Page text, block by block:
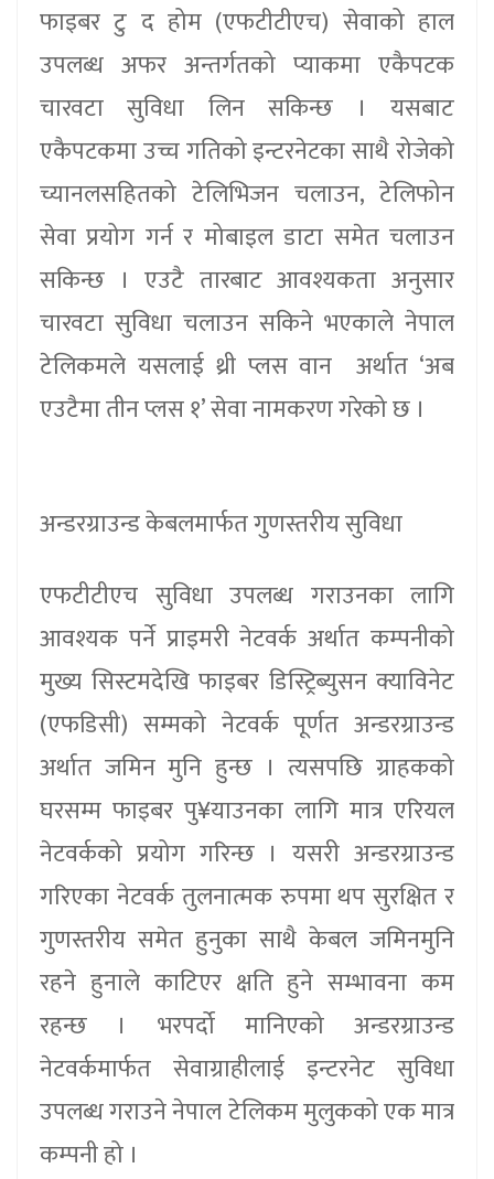
फाइबर टु द होम (एफटीटीएच) सेवाको हाल
उपलब्ध अफर अन्तर्गतको प्याकमा एकैपटक
चारवटा सुविधा लिन सकिन्छ । यसबाट
एकैपटकमा उच्च गतिको इन्टरनेटका साथै रोजेको
च्यानलसहितको टेलिभिजन चलाउन, टेलिफोन
सेवा प्रयोग गर्न र मोबाइल डाटा समेत चलाउन
सकिन्छ । एउटै तारबाट आवश्यकता अनुसार
चारवटा सुविधा चलाउन सकिने भएकाले नेपाल
टेलिकमले यसलाई थ्री प्लस वान अर्थात ‘अब
एउटैमा तीन प्लस १’ सेवा नामकरण गरेको छ ।
अन्डरग्राउन्ड केबलमार्फत गुणस्तरीय सुविधा
एफटीटीएच सुविधा उपलब्ध गराउनका लागि
आवश्यक पर्ने प्राइमरी नेटवर्क अर्थात कम्पनीको
मुख्य सिस्टमदेखि फाइबर डिस्ट्रिब्युसन क्याविनेट
(एफडिसी) सम्मको नेटवर्क पूर्णत अन्डरग्राउन्ड
अर्थात जमिन मुनि हुन्छ । त्यसपछि ग्राहकको
घरसम्म फाइबर पु¥याउनका लागि मात्र एरियल
नेटवर्कको प्रयोग गरिन्छ । यसरी अन्डरग्राउन्ड
गरिएका नेटवर्क तुलनात्मक रुपमा थप सुरक्षित र
गुणस्तरीय समेत हुनुका साथै केबल जमिनमुनि
रहने हुनाले काटिएर क्षति हुने सम्भावना कम
रहन्छ । भरपर्दो मानिएको अन्डरग्राउन्ड
नेटवर्कमार्फत सेवाग्राहीलाई इन्टरनेट सुविधा
उपलब्ध गराउने नेपाल टेलिकम मुलुकको एक मात्र
कम्पनी हो ।